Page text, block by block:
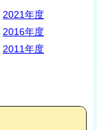
2021年度
2016年度
2011年度